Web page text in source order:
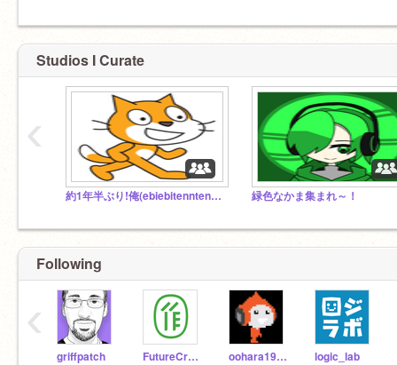
Studios I Curate
約1年半ぶり!俺(ebiebitenntenn)の新ゲーム!!!（制作中） 緑色なかま集まれ～！
‹
Following
griffpatch FutureCraftSeminar oohara1910 logic_lab
‹